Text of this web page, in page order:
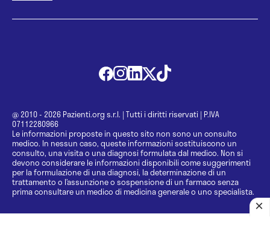
@ 2010 - 2026 Pazienti.org s.r.l. | Tutti i diritti riservati | P.IVA
07112280966
Le informazioni proposte in questo sito non sono un consulto
medico. In nessun caso, queste informazioni sostituiscono un
consulto, una visita o una diagnosi formulata dal medico. Non si
devono considerare le informazioni disponibili come suggerimenti
per la formulazione di una diagnosi, la determinazione di un
trattamento o l’assunzione o sospensione di un farmaco senza
prima consultare un medico di medicina generale o uno specialista.